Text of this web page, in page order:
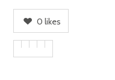
0 likes